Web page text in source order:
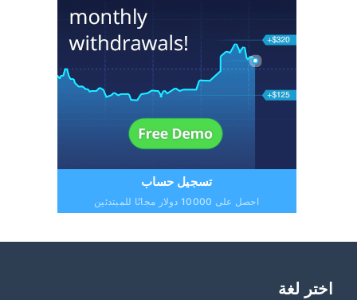
تسجيل حساب
احصل على 10000 دولار مجانًا للمبتدئين
اختر لغة